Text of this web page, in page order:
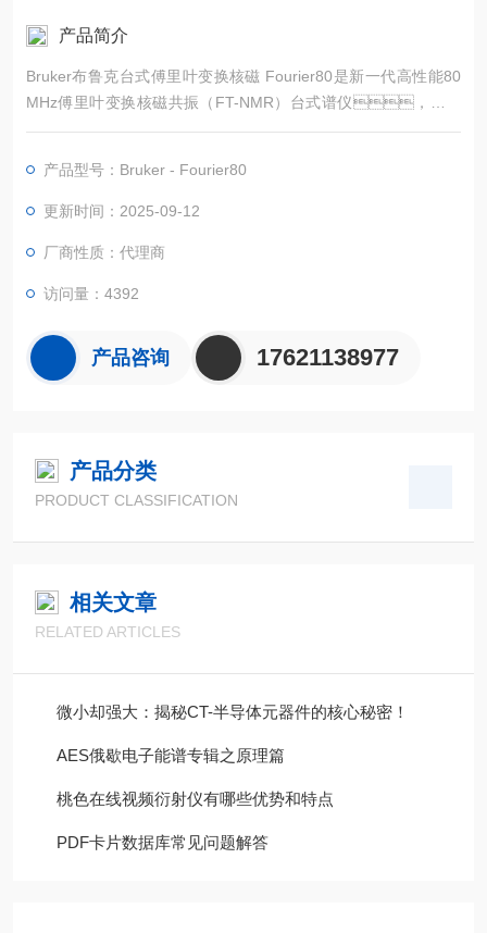
产品简介
Bruker布鲁克台式傅里叶变换核磁 Fourier80是新一代高性能80
MHz傅里叶变换核磁共振（FT-NMR）台式谱仪，它的
设计适用于任何化学实验室的有机或药物化学，聚合物及电
证。
产品型号：Bruker - Fourier80
更新时间：2025-09-12
厂商性质：代理商
访问量：4392
产品咨询 17621138977
产品分类
PRODUCT CLASSIFICATION
相关文章
RELATED ARTICLES
微小却强大：揭秘CT-半导体元器件的核心秘密！
AES俄歇电子能谱专辑之原理篇
桃色在线视频衍射仪有哪些优势和特点
PDF卡片数据库常见问题解答